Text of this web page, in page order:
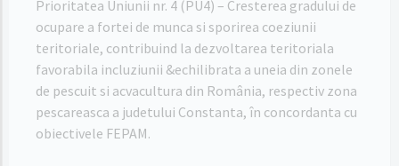
Prioritatea Uniunii nr. 4 (PU4) – Cresterea gradului de
ocupare a fortei de munca si sporirea coeziunii
teritoriale, contribuind la dezvoltarea teritoriala
favorabila incluziunii &echilibrata a uneia din zonele
de pescuit si acvacultura din România, respectiv zona
pescareasca a judetului Constanta, în concordanta cu
obiectivele FEPAM.